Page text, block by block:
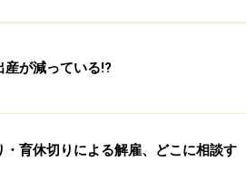
。
気持ちに余裕があるとかいうこ
イライラしちゃうこともあるけ
が寂しいし、近くで見ていたい
産が減っている!?
・育休切りによる解雇、どこに相談す